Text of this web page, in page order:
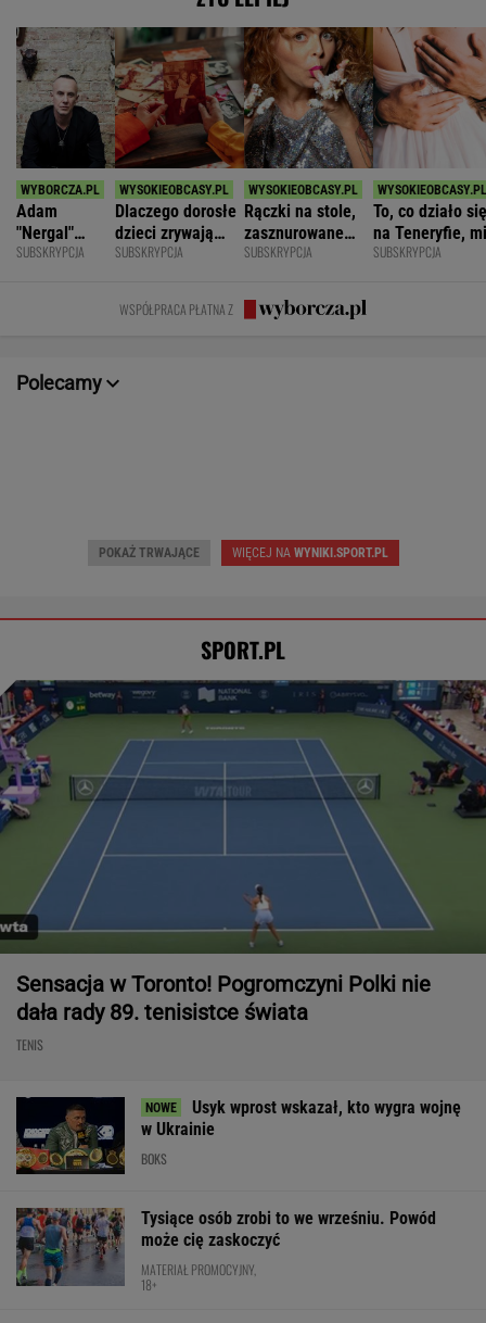
Adam
"Nergal"
Darski: Ja
SUBSKRYPCJA
Dlaczego dorosłe
dzieci zrywają
kontakt z
SUBSKRYPCJA
Rączki na stole,
zasznurowane
usta. Byłam
dużej dyscyplinie
SUBSKRYPCJA
To, co działo się
na Teneryfie, mi
się należało.
SUBSKRYPCJA
WSPÓŁPRACA PŁATNA Z
Polecamy
POKAŻ TRWAJĄCE WIĘCEJ NAWYNIKI.SPORT.PL
SPORT.PL
Sensacja w Toronto! Pogromczyni Polki nie
dała rady 89. tenisistce świata
TENIS
Usyk wprost wskazał, kto wygra wojnę
w Ukrainie
BOKS
Tysiące osób zrobi to we wrześniu. Powód
może cię zaskoczyć
MATERIAŁ PROMOCYJNY,
18+